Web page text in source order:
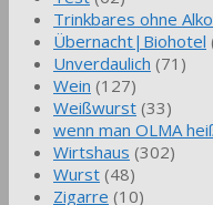
Trinkbares ohne
Übernacht|Biohotel
Unverdaulich (71)
Wein (127)
Weißwurst (33)
wenn man OLMA
Wirtshaus (302)
Wurst (48)
Zigarre (10)